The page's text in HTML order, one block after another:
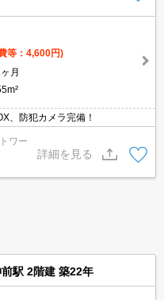
等：4,600円)
月
、防犯カメラ完備！
ワー
詳細を見る
駅 2階建 築22年